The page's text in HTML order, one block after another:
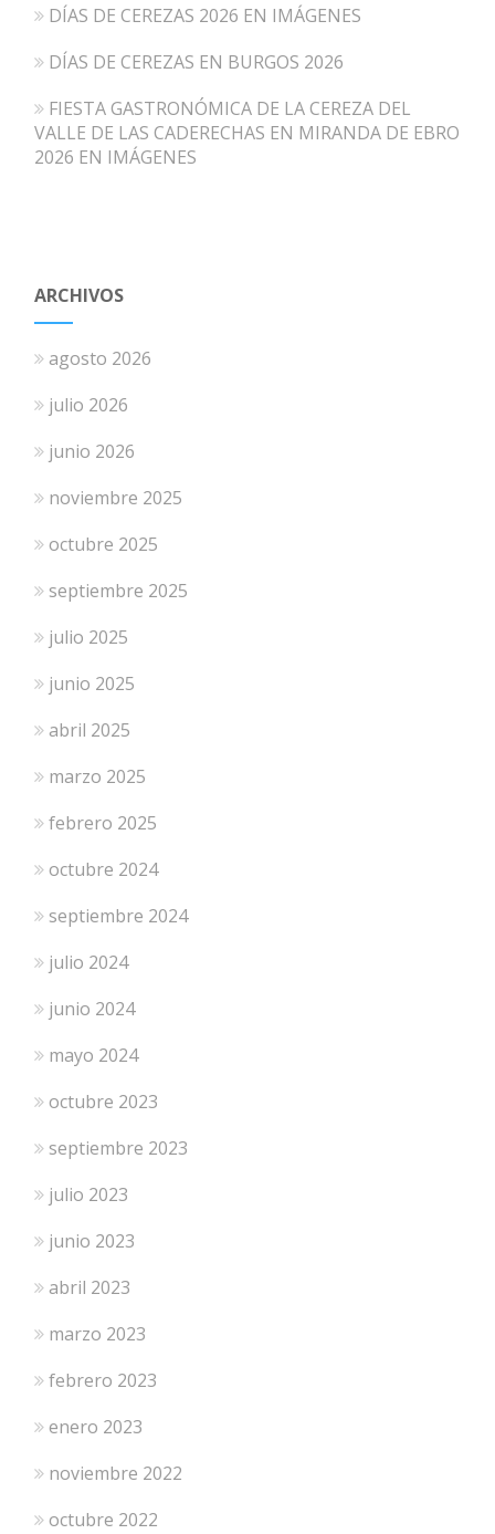
DÍAS DE CEREZAS 2026 EN IMÁGENES
DÍAS DE CEREZAS EN BURGOS 2026
FIESTA GASTRONÓMICA DE LA CEREZA DEL
VALLE DE LAS CADERECHAS EN MIRANDA DE EBRO
2026 EN IMÁGENES
ARCHIVOS
agosto 2026
julio 2026
junio 2026
noviembre 2025
octubre 2025
septiembre 2025
julio 2025
junio 2025
abril 2025
marzo 2025
febrero 2025
octubre 2024
septiembre 2024
julio 2024
junio 2024
mayo 2024
octubre 2023
septiembre 2023
julio 2023
junio 2023
abril 2023
marzo 2023
febrero 2023
enero 2023
noviembre 2022
octubre 2022